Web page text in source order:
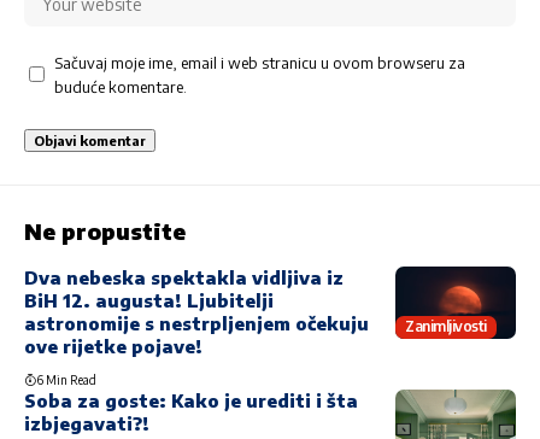
Sačuvaj moje ime, email i web stranicu u ovom browseru za
buduće komentare.
Ne propustite
Zanimljivosti
Dva nebeska spektakla vidljiva iz
BiH 12. augusta! Ljubitelji
astronomije s nestrpljenjem očekuju
ove rijetke pojave!
6 Min Read
Soba za goste: Kako je urediti i šta
izbjegavati?!